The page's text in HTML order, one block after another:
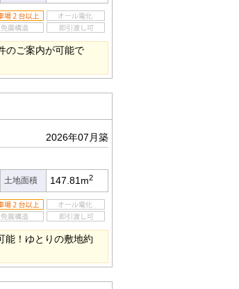
のご案内が可能で
2026年07月築
土地面積 147.81m2
能！ゆとりの敷地約